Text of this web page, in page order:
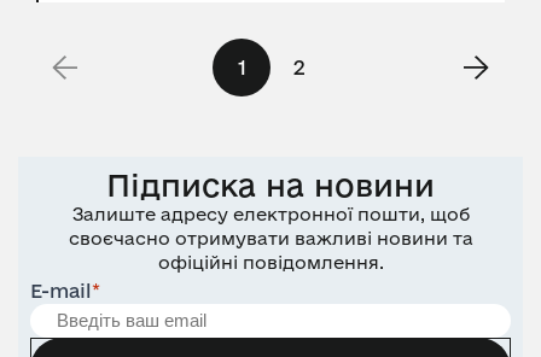
1 2
Підписка на новини
Залиште адресу електронної пошти, щоб
своєчасно отримувати важливі новини та
офіційні повідомлення.
E-mail*